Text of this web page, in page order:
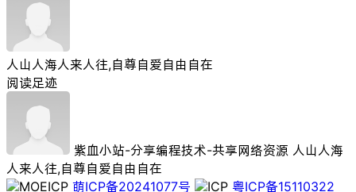
人山人海人来人往,自尊自爱自由自在
阅读足迹
紫血小站-分享编程技术-共享网络资源 人山人海
人来人往,自尊自爱自由自在
萌ICP备20241077号
粤ICP备15110322